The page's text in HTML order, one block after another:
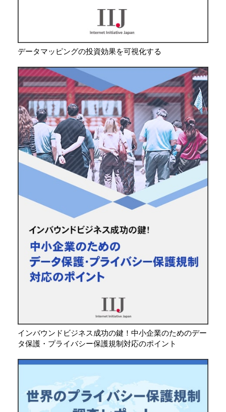
データマッピングの投資効果を可視化する
インバウンドビジネス成功の鍵！中小企業のためのデー
タ保護・プライバシー保護規制対応のポイント